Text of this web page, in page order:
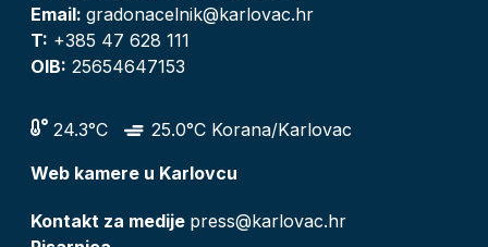
Email: gradonacelnik@karlovac.hr
T: +385 47 628 111
OIB: 25654647153
24.3°C
25.0°C Korana/Karlovac
Web kamere u Karlovcu
Kontakt za medije press@karlovac.hr